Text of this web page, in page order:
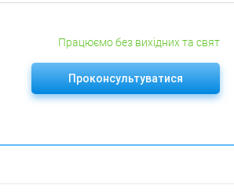
Працюємо без вихідних та свят
Проконсультуватися